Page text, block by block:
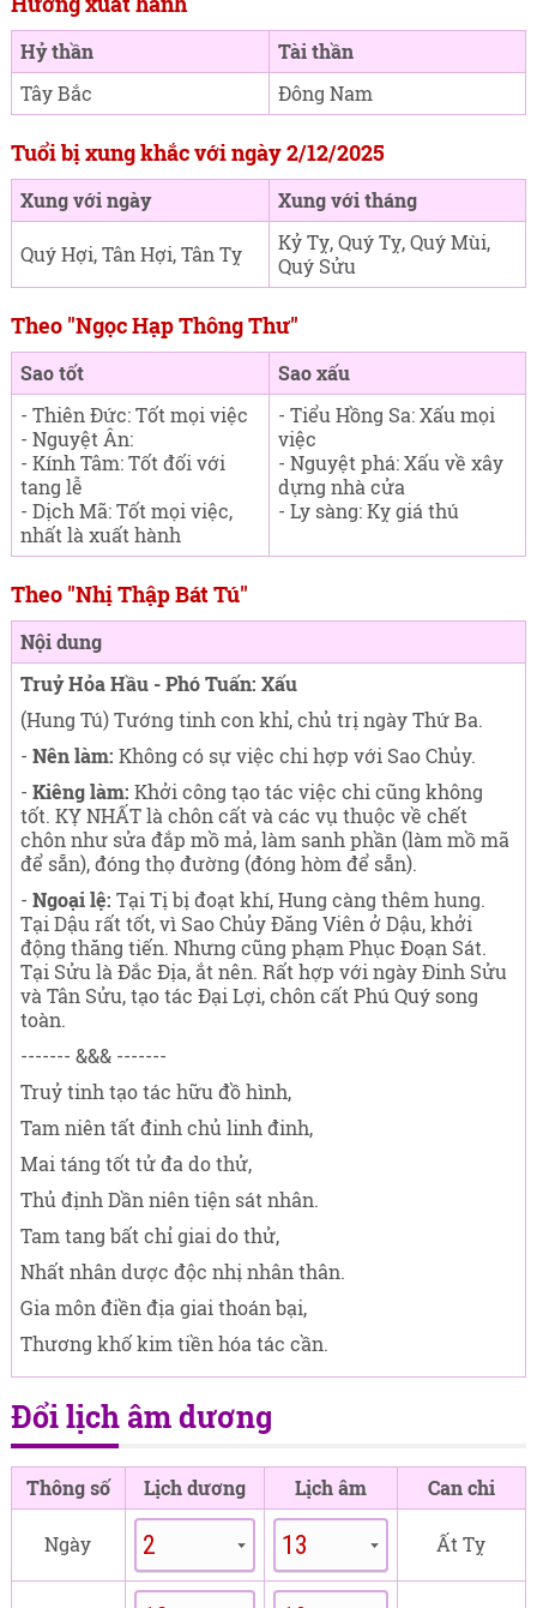
Hỷ thần
Tài thần
Tây Bắc
Đông Nam
Tuổi bị xung khắc với ngày 2/12/2025
Xung với ngày Xung với tháng
Quý Hợi, Tân Hợi, Tân Tỵ
Kỷ Tỵ, Quý Tỵ, Quý Mùi,
Quý Sửu
Theo "Ngọc Hạp Thông Thư"
Sao tốt
Sao xấu
- Thiên Đức: Tốt mọi việc
- Nguyệt Ân:
- Kính Tâm: Tốt đối với
tang lễ
- Dịch Mã: Tốt mọi việc,
nhất là xuất hành
- Tiểu Hồng Sa: Xấu mọi
việc
- Nguyệt phá: Xấu về xây
dựng nhà cửa
- Ly sàng: Kỵ giá thú
Theo "Nhị Thập Bát Tú"
Nội dung
Truỷ Hỏa Hầu - Phó Tuấn: Xấu
(Hung Tú) Tướng tinh con khỉ, chủ trị ngày Thứ Ba.
- Nên làm: Không có sự việc chi hợp với Sao Chủy.
- Kiêng làm: Khởi công tạo tác việc chi cũng không
tốt. KỴ NHẤT là chôn cất và các vụ thuộc về chết
chôn như sửa đắp mồ mả, làm sanh phần (làm mồ mã
để sẵn), đóng thọ đường (đóng hòm để sẵn).
- Ngoại lệ: Tại Tị bị đoạt khí, Hung càng thêm hung.
Tại Dậu rất tốt, vì Sao Chủy Đăng Viên ở Dậu, khởi
động thăng tiến. Nhưng cũng phạm Phục Đoạn Sát.
Tại Sửu là Đắc Địa, ắt nên. Rất hợp với ngày Đinh Sửu
và Tân Sửu, tạo tác Đại Lợi, chôn cất Phú Quý song
toàn.
------- &&& -------
Truỷ tinh tạo tác hữu đồ hình,
Tam niên tất đinh chủ linh đinh,
Mai táng tốt tử đa do thử,
Thủ định Dần niên tiện sát nhân.
Tam tang bất chỉ giai do thử,
Nhất nhân dược độc nhị nhân thân.
Gia môn điền địa giai thoán bại,
Thương khố kim tiền hóa tác cần.
Đổi lịch âm dương
Thông số Lịch dương Lịch âm Can chi
Ngày Ất Tỵ